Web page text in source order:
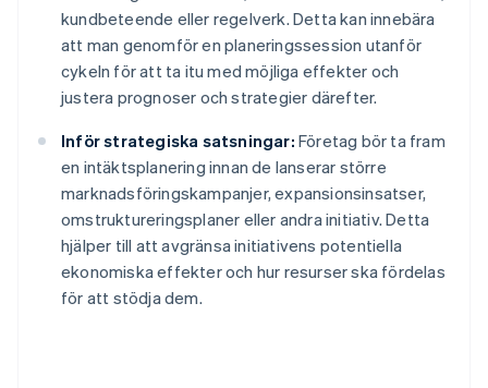
kundbeteende eller regelverk. Detta kan innebära
att man genomför en planeringssession utanför
cykeln för att ta itu med möjliga effekter och
justera prognoser och strategier därefter.
Inför strategiska satsningar: Företag bör ta fram
en intäktsplanering innan de lanserar större
marknadsföringskampanjer, expansionsinsatser,
omstruktureringsplaner eller andra initiativ. Detta
hjälper till att avgränsa initiativens potentiella
ekonomiska effekter och hur resurser ska fördelas
för att stödja dem.